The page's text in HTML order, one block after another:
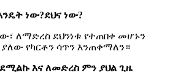
ነው?ደህና ነው?
ለማድረስ ደህንነቱ የተጠበቀ መሆኑን
የካርቶን ሳጥን እንጠቀማለን።
እና ለመድረስ ምን ያህል ጊዜ